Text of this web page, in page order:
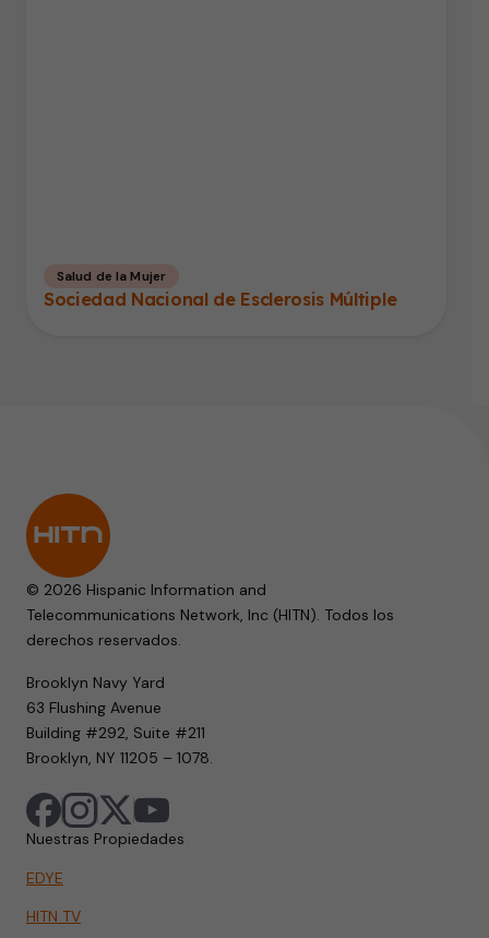
Salud de la Mujer
Sociedad Nacional de Esclerosis Múltiple
© 2026 Hispanic Information and
Telecommunications Network, Inc (HITN). Todos los
derechos reservados.
Brooklyn Navy Yard
63 Flushing Avenue
Building #292, Suite #211
Brooklyn, NY 11205 – 1078.
Nuestras Propiedades
EDYE
HITN TV